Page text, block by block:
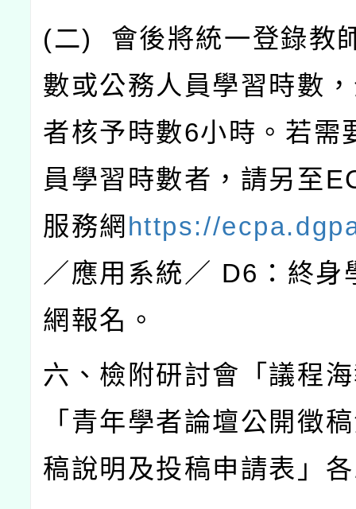
(二) 會後將統一登錄教
數或公務人員學習時數
者核予時數6小時。若需
員學習時數者，請另至
服務網 https://
／應用系統／ D6 ：終
網報名。
六、檢附研討會「議程
「青年學者論壇公開徵
稿說明及投稿申請表」各